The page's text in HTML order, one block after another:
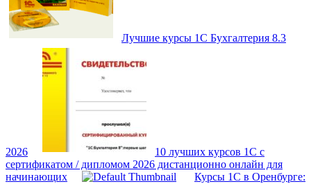
Лучшие курсы 1С Бухгалтерия 8.3
2026
10 лучших курсов 1С с
сертификатом / дипломом 2026 дистанционно онлайн для
начинающих
Курсы 1С в Оренбурге: